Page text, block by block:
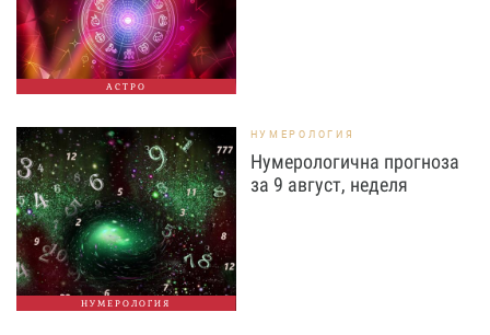
АСТРО
НУМЕРОЛОГИЯ
НУМЕРОЛОГИЯ
Нумерологична прогноза
за 9 август, неделя